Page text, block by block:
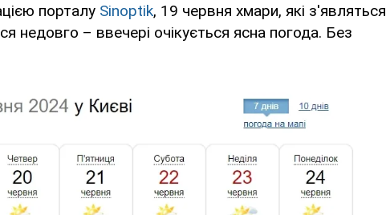
порталу Sinoptik, 19 червня хмари, які з'являться
недовго – ввечері очікується ясна погода. Без